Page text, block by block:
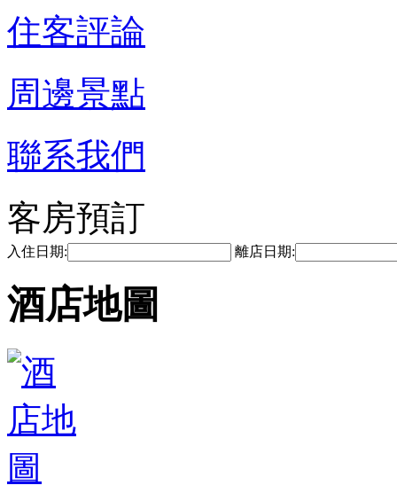
住客評論
周邊景點
聯系我們
客房預訂
入住日期: 離店日期:
酒店地圖